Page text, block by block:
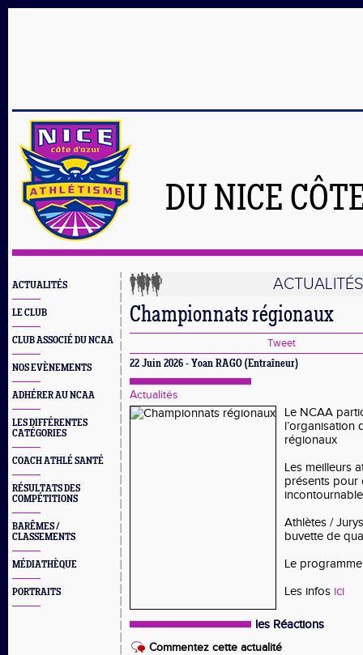
DU NICE
ACTUALITÉS
LE CLUB
CLUB ASSOCIÉ DU NCAA
NOS EVÈNEMENTS
ADHÉRER AU NCAA
LES DIFFÉRENTES
CATÉGORIES
COACH ATHLÉ SANTÉ
RÉSULTATS DES
COMPÉTITIONS
BARÊMES /
CLASSEMENTS
MÉDIATHÈQUE
PORTRAITS
ACTUALITÉS
Championnats régionaux
Tweet
22 Juin 2026 - Yoan RAGO (Entraîneur)
Actualités
Le NCAA
l’organisation
régionaux
Les meilleurs
présents pour
Athlètes /
buvette de
Le
Les infos ici
les Réactions
Commentez cette actualité